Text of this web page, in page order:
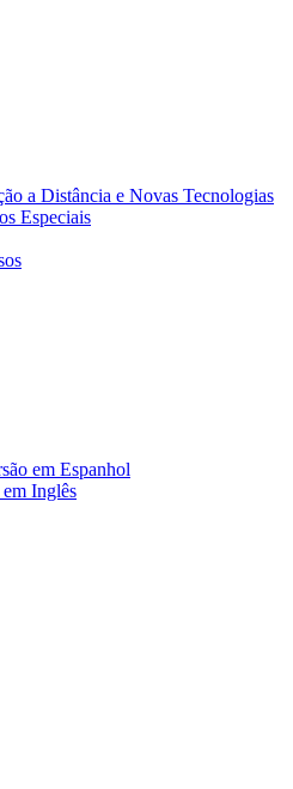
a Distância e Novas Tecnologias
Especiais
em Espanhol
Inglês